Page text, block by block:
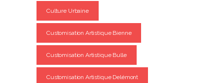
Culture Urbaine
Customisation Artistique Bienne
Customisation Artistique Bulle
Customisation Artistique Delémont